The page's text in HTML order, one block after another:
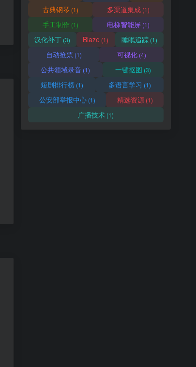
古典钢琴 (1) 多渠道集成(1)
手工制作(1) 电梯智能屏(1)
汉化补丁 (3) Blaze (1) 睡眠追踪(1)
自动抢票(1) 可视化(4)
公共领域录音 (1) 一键抠图 (3)
短剧排行榜 (1) 多语言学习 (1)
公安部举报中心(1) 精选资源(1)
广播技术 (1)